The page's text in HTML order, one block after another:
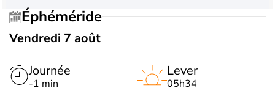
Éphéméride
Vendredi 7 août
Journée
-1 min
Lever
05h34